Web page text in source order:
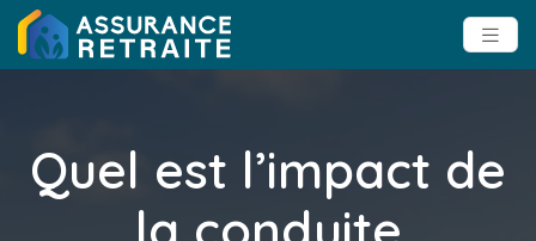
Quel est l’impact de